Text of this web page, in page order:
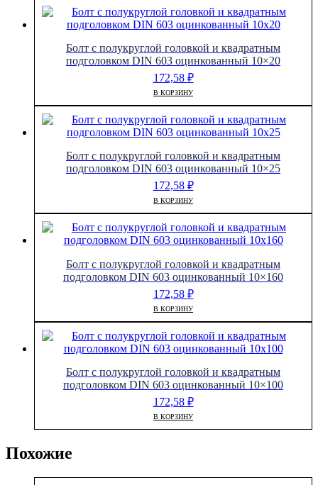
Болт с полукруглой головкой и квадратным
подголовком DIN 603 оцинкованный 10×20
172,58 ₽
В КОРЗИНУ
Болт с полукруглой головкой и квадратным
подголовком DIN 603 оцинкованный 10×25
172,58 ₽
В КОРЗИНУ
Болт с полукруглой головкой и квадратным
подголовком DIN 603 оцинкованный 10×160
172,58 ₽
В КОРЗИНУ
Болт с полукруглой головкой и квадратным
подголовком DIN 603 оцинкованный 10×100
172,58 ₽
В КОРЗИНУ
Похожие